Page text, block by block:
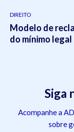
DIREITO
Modelo de
do mínimo legal
Siga
Acompanhe a
sobre